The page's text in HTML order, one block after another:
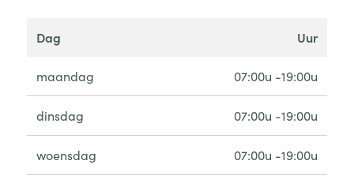
dag uur
maandag 07:00u -19:00u
dinsdag 07:00u -19:00u
woensdag 07:00u -19:00u